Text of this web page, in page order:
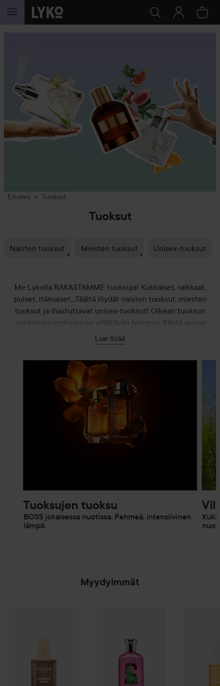
SIIRTYÄ JHK SISÄLTÖÖN
Etusivu Tuoksut
Tuoksut
Naisten tuoksut Miesten tuoksut Unisex-tuoksut
Me Lykolla RAKASTAMME tuoksuja! Kukkaiset, raikkaat,
puiset, itämaiset...Täältä löydät naisten tuoksut, miesten
tuoksut ja ihastuttavat unisex-tuoksut! Oikean tuoksun
ostaminen verkosta on yllättävän helppoa. Käytä apuna
asiakaspalvelua, tuoksutunnistintamme tai
tuoksugeneraattoria!
Lue lisää
Tuoksujen tuoksu
BOSS jokaisessa nuotissa. Pehmeä, intensiivinen
lämpö.
Myydyimmät